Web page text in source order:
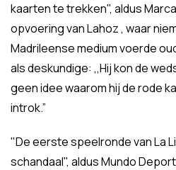
kaarten te trekken", aldus
opvoering van Lahoz , waar
Madrileense medium voerde
als deskundige: ,,Hij kon de
geen idee waarom hij de rode
introk.”
"De eerste speelronde van La
schandaal", aldus Mundo